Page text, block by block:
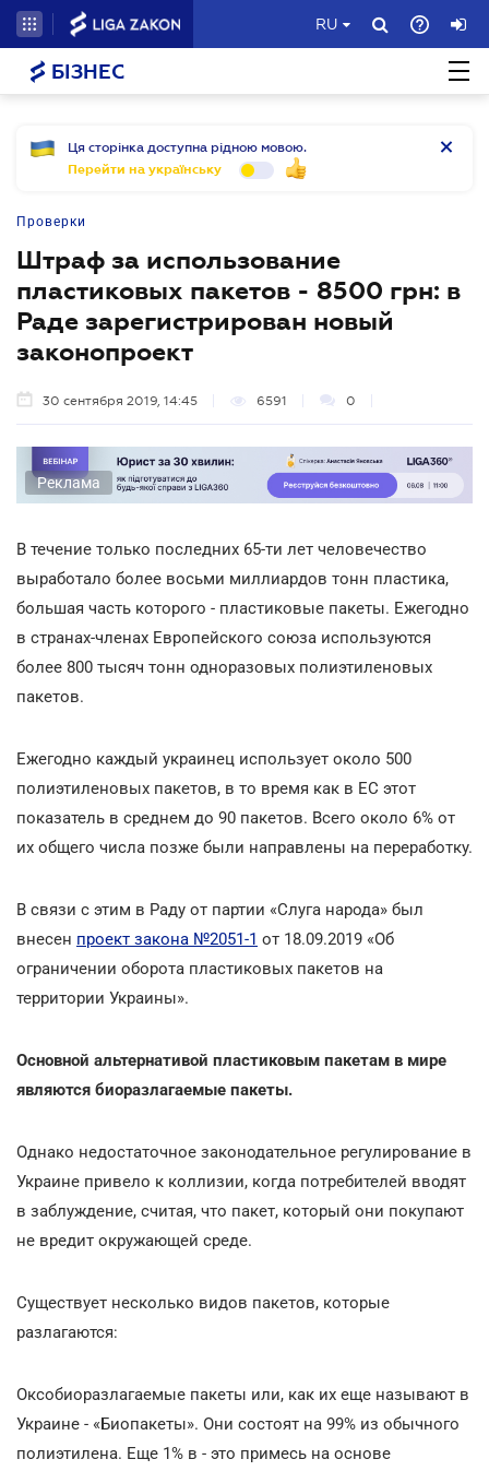
RU
БІЗНЕС
Ця сторінка доступна рідною мовою.
Перейти на українську
Проверки
Штраф за использование
пластиковых пакетов - 8500 грн: в
Раде зарегистрирован новый
законопроект
30 сентября 2019, 14:45 6591 0
Реклама
В течение только последних 65-ти лет человечество
выработало более восьми миллиардов тонн пластика,
большая часть которого - пластиковые пакеты. Ежегодно
в странах-членах Европейского союза используются
более 800 тысяч тонн одноразовых полиэтиленовых
пакетов.
Ежегодно каждый украинец использует около 500
полиэтиленовых пакетов, в то время как в ЕС этот
показатель в среднем до 90 пакетов. Всего около 6% от
их общего числа позже были направлены на переработку.
В связи с этим в Раду от партии «Слуга народа» был
внесен проект закона №2051-1 от 18.09.2019 «Об
ограничении оборота пластиковых пакетов на
территории Украины».
Основной альтернативой пластиковым пакетам в мире
являются биоразлагаемые пакеты.
Однако недостаточное законодательное регулирование в
Украине привело к коллизии, когда потребителей вводят
в заблуждение, считая, что пакет, который они покупают
не вредит окружающей среде.
Существует несколько видов пакетов, которые
разлагаются:
Оксобиоразлагаемые пакеты или, как их еще называют в
Украине - «Биопакеты». Они состоят на 99% из обычного
полиэтилена. Еще 1% в - это примесь на основе